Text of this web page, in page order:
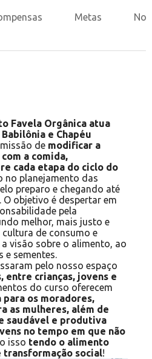
Metas
Favela Orgânica atua
e Chapéu
de modificar a
a comida,
cada etapa do ciclo do
no planejamento das
preparo e chegando até
objetivo é despertar em
pela
melhor, mais justo e
de consumo e
visão sobre o alimento, ao
e sementes.
pelo nosso espaço
entre crianças, jovens e
do curso oferecem
os moradores,
as mulheres, além de
saudável e produtiva
no tempo em que não
isso tendo o alimento
social!